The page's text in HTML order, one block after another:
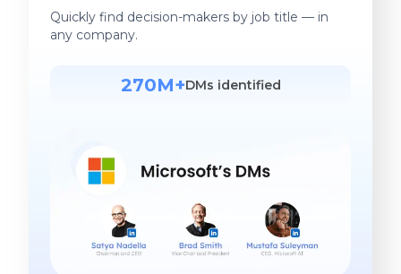
Quickly find decision-makers by job title — in
any company.
270M+DMs identified